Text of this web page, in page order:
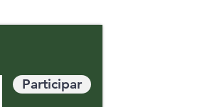
Participar